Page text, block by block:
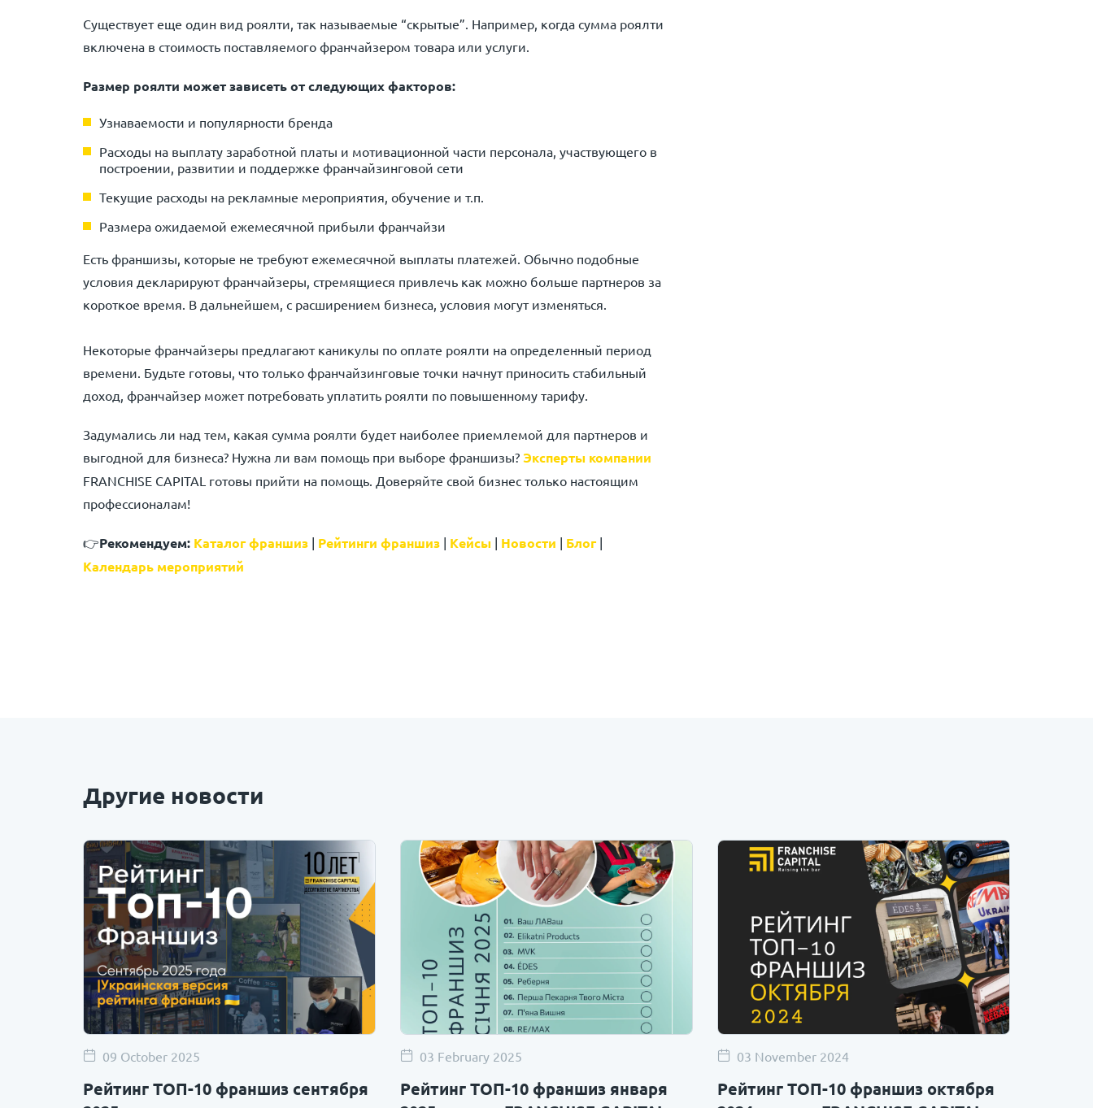
Существует еще один вид роялти, так называемые “скрытые”. Например, когда сумма роялти
включена в стоимость поставляемого франчайзером товара или услуги.
Размер роялти может зависеть от следующих факторов:
Узнаваемости и популярности бренда
Расходы на выплату заработной платы и мотивационной части персонала, участвующего в
построении, развитии и поддержке франчайзинговой сети
Текущие расходы на рекламные мероприятия, обучение и т.п.
Размера ожидаемой ежемесячной прибыли франчайзи
Есть франшизы, которые не требуют ежемесячной выплаты платежей. Обычно подобные
условия декларируют франчайзеры, стремящиеся привлечь как можно больше партнеров за
короткое время. В дальнейшем, с расширением бизнеса, условия могут изменяться.
Некоторые франчайзеры предлагают каникулы по оплате роялти на определенный период
времени. Будьте готовы, что только франчайзинговые точки начнут приносить стабильный
доход, франчайзер может потребовать уплатить роялти по повышенному тарифу.
Задумались ли над тем, какая сумма роялти будет наиболее приемлемой для партнеров и
выгодной для бизнеса? Нужна ли вам помощь при выборе франшизы? Эксперты компании
FRANCHISE CAPITAL готовы прийти на помощь. Доверяйте свой бизнес только настоящим
профессионалам!
👉Рекомендуем: Каталог франшиз | Рейтинги франшиз | Кейсы | Новости | Блог|
Календарь мероприятий
Другие новости
09 October 2025
Рейтинг ТОП-10 франшиз сентября
03 February 2025
Рейтинг ТОП-10 франшиз января
03 November 2024
Рейтинг ТОП-10 франшиз октября